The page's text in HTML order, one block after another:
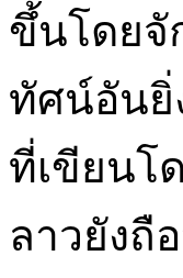
ขึ้นโดยจั
ทัศน์อันยิ่
ที่เขียนโ
ลาวยังถื